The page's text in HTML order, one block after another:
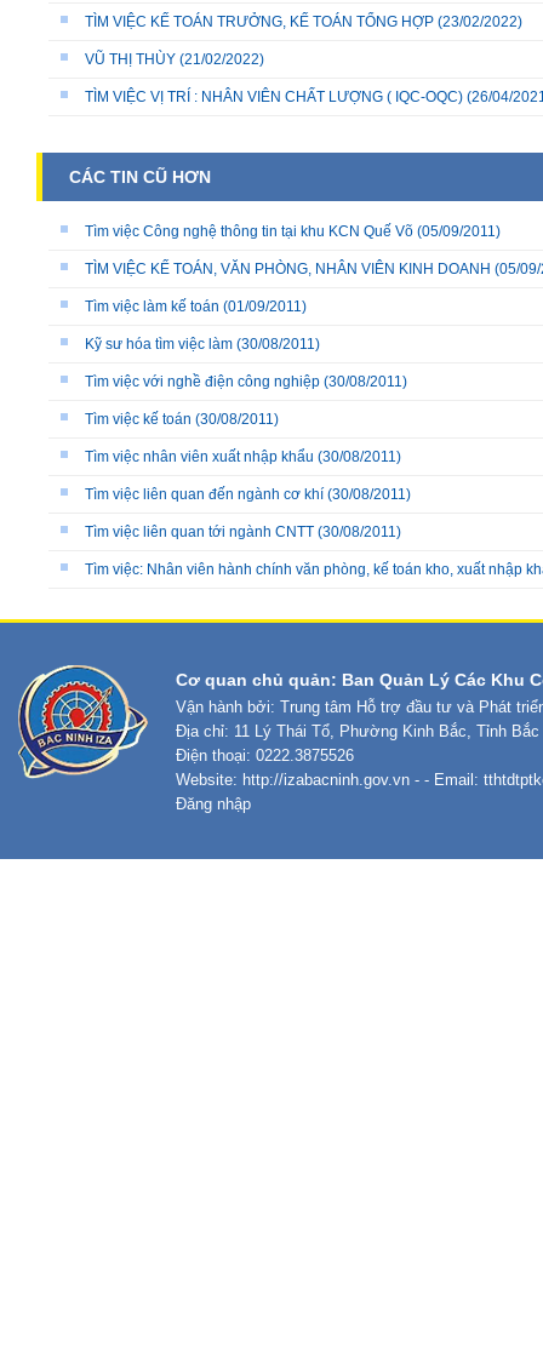
TÌM VIỆC KẾ TOÁN TRƯỞNG, KẾ TOÁN TỔNG HỢP (23/02/2022)
VŨ THỊ THÙY (21/02/2022)
TÌM VIỆC VỊ TRÍ : NHÂN VIÊN CHẤT LƯỢNG ( IQC-OQC) (26/04/
CÁC TIN CŨ HƠN
Tìm việc Công nghệ thông tin tại khu KCN Quế Võ (05/09/2011)
TÌM VIỆC KẾ TOÁN, VĂN PHÒNG, NHÂN VIÊN KINH DOANH (05/
Tìm việc làm kế toán (01/09/2011)
Kỹ sư hóa tìm việc làm (30/08/2011)
Tìm việc với nghề điện công nghiệp (30/08/2011)
Tìm việc kế toán (30/08/2011)
Tìm việc nhân viên xuất nhập khẩu (30/08/2011)
Tìm việc liên quan đến ngành cơ khí (30/08/2011)
Tìm việc liên quan tới ngành CNTT (30/08/2011)
Tìm việc: Nhân viên hành chính văn phòng, kế toán kho, xuất nhập
Cơ quan chủ quản: Ban Quản Lý Các Khu
Vận hành bởi: Trung tâm Hỗ trợ đầu tư và Phát
Địa chỉ: 11 Lý Thái Tổ, Phường Kinh Bắc, Tỉnh Bắc
Điện thoại: 0222.3875526
Website: http://izabacninh.gov.vn - - Email:
Đăng nhập